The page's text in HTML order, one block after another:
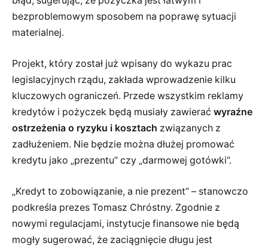
bezproblemowym sposobem na poprawę sytuacji
materialnej.
Projekt, który został już wpisany do wykazu prac
legislacyjnych rządu, zakłada wprowadzenie kilku
kluczowych ograniczeń. Przede wszystkim reklamy
kredytów i pożyczek będą musiały zawierać wyraźne
ostrzeżenia o ryzyku i kosztach związanych z
zadłużeniem. Nie będzie można dłużej promować
kredytu jako „prezentu” czy „darmowej gotówki”.
„Kredyt to zobowiązanie, a nie prezent” – stanowczo
podkreśla prezes Tomasz Chróstny. Zgodnie z
nowymi regulacjami, instytucje finansowe nie będą
mogły sugerować, że zaciągnięcie długu jest